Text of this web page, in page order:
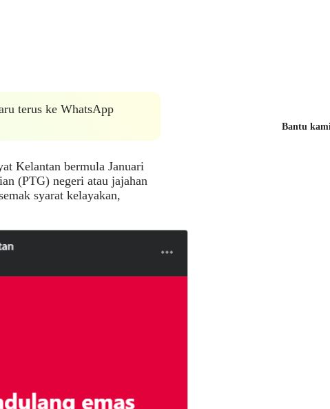
terus ke WhatsApp
Kelantan bermula Januari
(PTG) negeri atau jajahan
syarat kelayakan,
Bantu